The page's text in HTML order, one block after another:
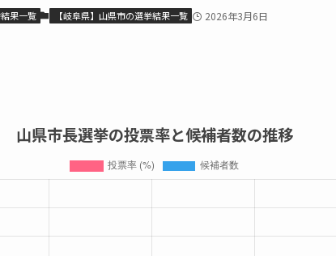
果一覧 【岐阜県】山県市の選挙結果一覧 2026年3月6日
山県市長選挙の投票率と候補者数の推移